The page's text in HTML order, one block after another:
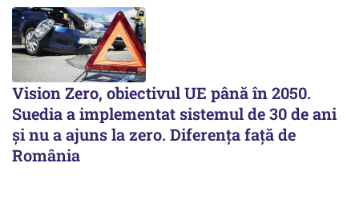
Vision Zero, obiectivul UE până în 2050.
Suedia a implementat sistemul de 30 de ani
şi nu a ajuns la zero. Diferenţa faţă de
România